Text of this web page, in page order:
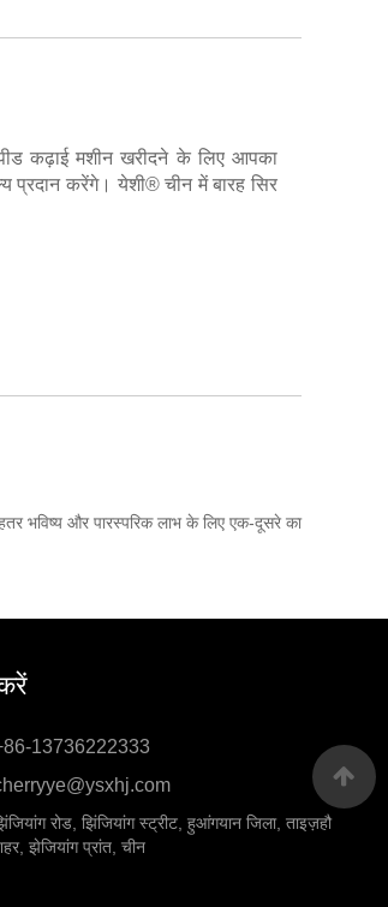
कढ़ाई मशीन खरीदने के लिए आपका
प्रदान करेंगे। येशी® चीन में बारह सिर
भविष्य और पारस्परिक लाभ के लिए एक-दूसरे का
13736222333
रोड, झिंजियांग स्ट्रीट, हुआंगयान जिला, ताइज़हौ
झेजियांग प्रांत, चीन